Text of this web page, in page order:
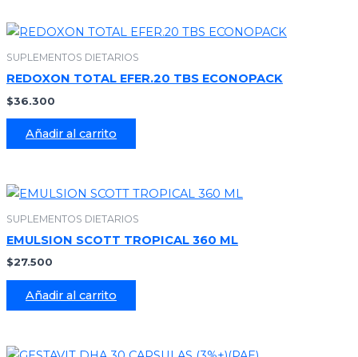
SUPLEMENTOS DIETARIOS
REDOXON TOTAL EFER.20 TBS ECONOPACK
$36.300
Añadir al carrito
SUPLEMENTOS DIETARIOS
EMULSION SCOTT TROPICAL 360 ML
$27.500
Añadir al carrito